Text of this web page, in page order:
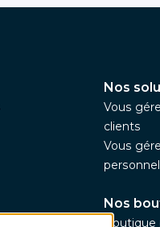
Nos
Vous
clients
Vous
Nos